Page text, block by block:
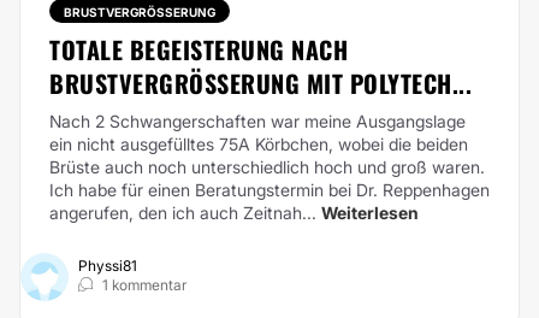
BRUSTVERGRÖSSERUNG
TOTALE BEGEISTERUNG NACH
BRUSTVERGRÖSSERUNG MIT POLYTECH...
Nach 2 Schwangerschaften war meine Ausgangslage
ein nicht ausgefülltes 75A Körbchen, wobei die beiden
Brüste auch noch unterschiedlich hoch und groß waren.
Ich habe für einen Beratungstermin bei Dr. Reppenhagen
angerufen, den ich auch Zeitnah... Weiterlesen
Physsi81
1 kommentar